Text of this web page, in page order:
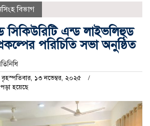
বিভাগ
এন্ড লাইভলিহুড
পরিচিতি সভা অনুষ্ঠিত
১৩ নভেম্বর, ২০২৫
হয়েছে